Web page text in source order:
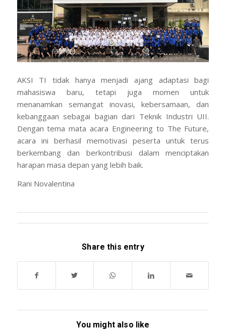
AKSI TI tidak hanya menjadi ajang adaptasi bagi
mahasiswa baru, tetapi juga momen untuk
menanamkan semangat inovasi, kebersamaan, dan
kebanggaan sebagai bagian dari Teknik Industri UII.
Dengan tema mata acara Engineering to The Future,
acara ini berhasil memotivasi peserta untuk terus
berkembang dan berkontribusi dalam menciptakan
harapan masa depan yang lebih baik.
Rani Novalentina
Share this entry
You might also like